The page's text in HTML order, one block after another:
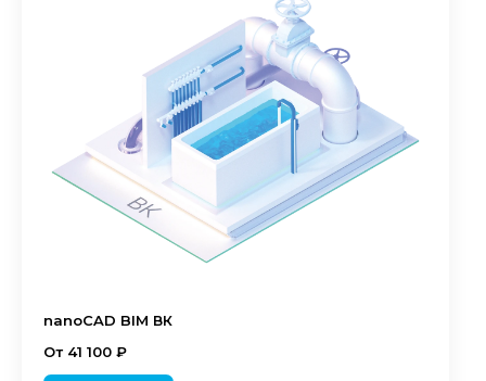
nanoCAD BIM ВК
От 41 100 ₽